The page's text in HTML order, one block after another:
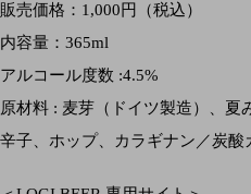
販売価格：1,000円（税込）
内容量：365ml
アルコール度数 :4.5%
原材料 : 麦芽（ドイツ製造）、夏
辛子、ホップ、カラギナン／炭酸